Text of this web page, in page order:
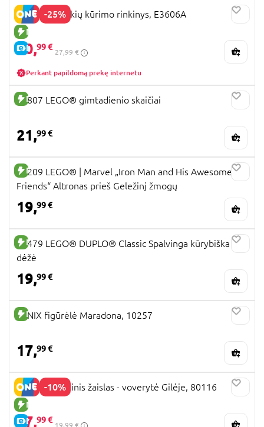
-25%
NAUJA PREKĖ
E-KAINA
HAPE apyrankių kūrimo rinkinys, E3606A
20,99 €
27,99 €
Perkant papildomą prekę internetu
NAUJA PREKĖ
40807 LEGO® gimtadienio skaičiai
21,99 €
NAUJA PREKĖ
11209 LEGO® ǀ Marvel „Iron Man and His Awesome
Friends“ Altronas prieš Geležinį žmogų
19,99 €
NAUJA PREKĖ
10479 LEGO® DUPLO® Classic Spalvinga kūrybiška
dėžė
19,99 €
NAUJA PREKĖ
MINIX figūrėlė Maradona, 10257
17,99 €
-10%
NAUJA PREKĖ
E-KAINA
FLIPETZ pliušinis žaislas - voverytė Gilėje, 80116
17,99 €
19,99 €